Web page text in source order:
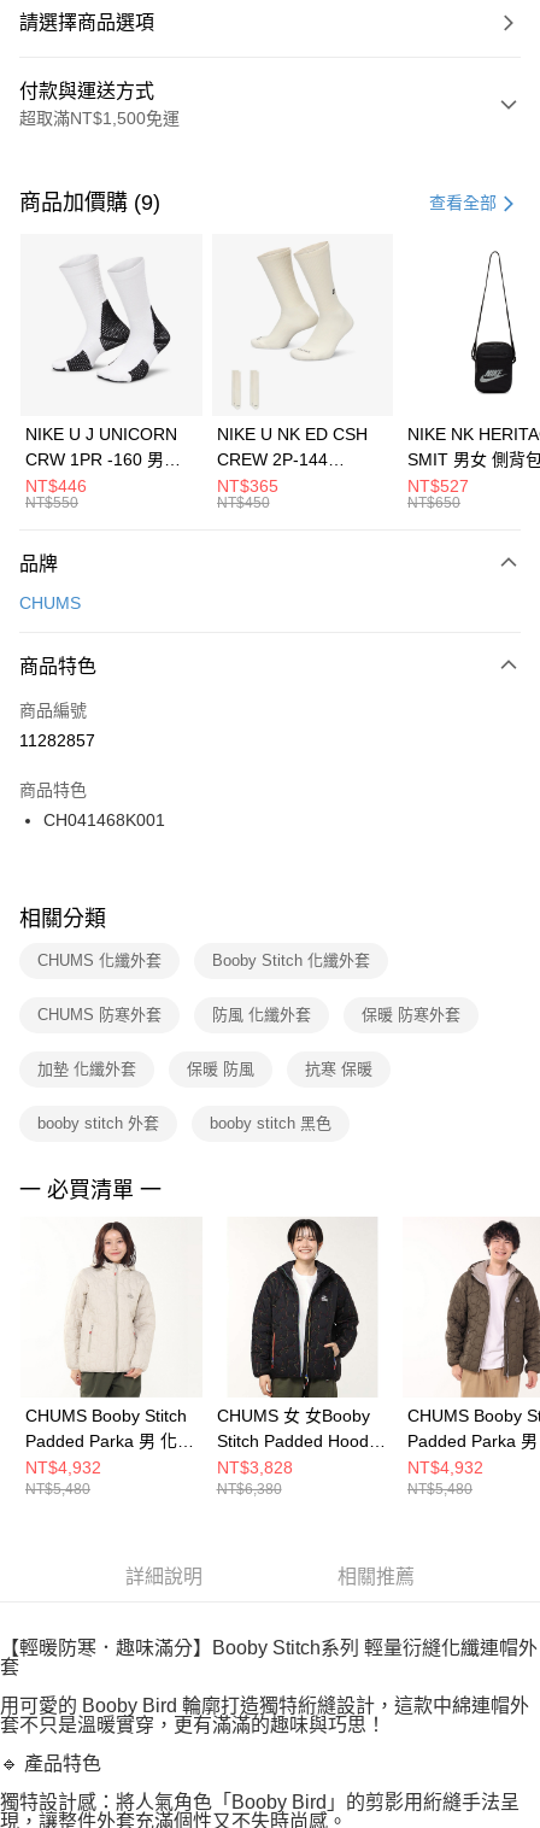
請選擇商品選項
付款與運送方式
超取滿NT$1,500免運
信用卡一次付款
3 期 0 利率 每期 21家銀行
合作金庫商業銀行
第一商業銀行
華南商業銀行
彰化商業銀行
上海商業儲蓄銀行
元大商業銀行
台灣樂天信用卡公司
Apple Pay
全盈+PAY
AFTEE先享後付
【關於「AFTEE先享後付」】
便利好安心！
３．安心：先確認商品／服務後，再付款。
【「AFTEE先享後付」結帳流程】
１．於結帳方式選擇「AFTEE先享後付」後，將跳轉至「AFTEE先享後付」
２．訂單成立數日內，您將收到繳費通知簡訊。
３．收到繳費通知簡訊後14天內，點擊此簡訊中的連結，可透過四大超商／
ATM／網路銀行／等多元方式進行付款，方視為交易完成。
※ 交易是否成功請以「AFTEE先享後付 」之結帳頁面顯示為準，若有關於
是否繳費成功／繳費後需取消欲退款等相關疑問，請聯繫「AFTEE先享後付
客戶支援中心」https://netprotections.freshdesk.com/support/home
１．透過由恩沛科技股份有限公司提供之「AFTEE先享後付」服務完成之交
權轉讓予恩沛科技股份有限公司。
３．未成年的使用者請事先徵得法定代理人或監護人之同意方可使用
４．使用「AFTEE先享後付」時，將依據個別帳號之用戶狀況，依本公司即
時審查核予不同之上限額度；若仍有額度不足之情形，本公司將視審查結果
請求用戶進行身份認證。
５．嚴禁一人註冊多個帳號或使用他人資訊註冊。若發現惡意使用之情形，
恩沛科技股份有限公司將有權停止該用戶之使用額度並採取法律行動。
運送方式
每筆NT$100，滿NT$1,500(含以上)免運費
宅配
每筆NT$100，滿NT$1,500(含以上)免運費
付款後門市自取
每筆NT$100，滿NT$1,500(含以上)免運費
商品加價購 (9) 查看全部
NIKE U J UNICORN
CRW 1PR -160 男女
中統襪 FZ3393100
NT$446
NT$550
NIKE U NK ED CSH
CREW 2P-144
EMBRDY 男女 短統襪
FZ3073133
NT$365
NT$450
NIKE NK
SMIT 男女 側背
BA5871010
NT$527
NT$650
品牌
CHUMS
商品特色
商品編號
11282857
商品特色
CH041468K001
相關分類
CHUMS 化纖外套 Booby Stitch 化纖外套
CHUMS 防寒外套 防風 化纖外套 保暖 防寒外套
加墊 化纖外套 保暖 防風 抗寒 保暖
booby stitch 外套 booby stitch 黑色
一 必買清單 一
CHUMS Booby Stitch
Padded Parka 男 化纖
外套 米灰色
CH041468G057
NT$4,932
NT$5,480
CHUMS 女 女Booby
Stitch Padded Hoodie
化纖外套
CH141443K042
NT$3,828
NT$6,380
CHUMS Booby
Padded Parka
外套 橄欖綠
CH041468M032
NT$4,932
NT$5,480
詳細說明 相關推薦
【輕暖防寒．趣味滿分】Booby Stitch系列 輕量衍縫化纖連帽外
套
用可愛的 Booby Bird 輪廓打造獨特絎縫設計，這款中綿連帽外
套不只是溫暖實穿，更有滿滿的趣味與巧思！
🔹 產品特色
獨特設計感：將人氣角色「Booby Bird」的剪影用絎縫手法呈
現，讓整件外套充滿個性又不失時尚感。